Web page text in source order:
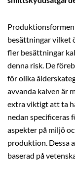
besättningar vilket
fler besättningar
denna risk. De
för olika
avvanda kalven är
extra viktigt att ta
nedan specificeras
aspekter på miljö
produktion. Dessa
baserad på